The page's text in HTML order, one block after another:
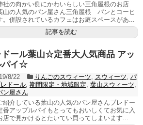
社の向かい側にかわいらしい三角屋根のお店
山の人気のパン屋さん三角屋根 パンとコーヒ
。併設されているカフェはお庭スペースがあ...
記事を読む
ドール葉山☆定番大人気商品 アッ
パイ☆
8/22 りんごのスウィーツ, スウィーツ, パ
ドール, 期間限定・地域限定, 葉山スウィーツ,
ン屋さん
紹介している葉山の人気のパン屋さんブレドー
番アップルパイもとってもおいしくてお気に入
店で見かけるとたいてい買ってしまいます...